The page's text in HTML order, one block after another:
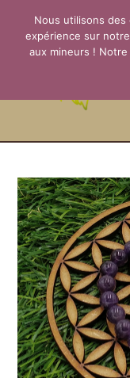
contenu
Nous utilisons des
expérience sur
aux mineurs !